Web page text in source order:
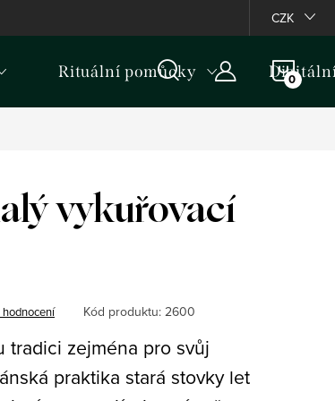
CZK
Rituální pomůcky
vykuřovací
Kód produktu: 2600
tradici zejména pro svůj
praktika stará stovky let